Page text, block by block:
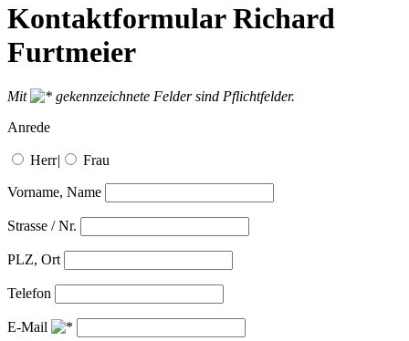
Kontaktformular Richard
Furtmeier
Mit
gekennzeichnete Felder sind Pflichtfelder.
Anrede
Herr| Frau
Vorname, Name
Strasse / Nr.
PLZ, Ort
Telefon
E-Mail